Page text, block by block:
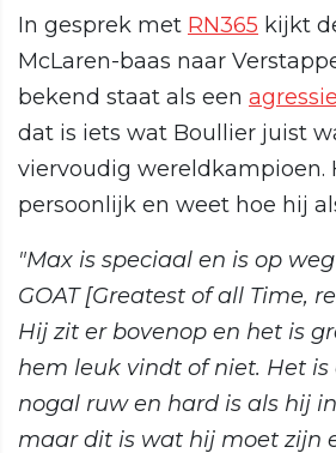
In gesprek met RN365 kijkt
McLaren-baas naar
bekend staat als een
dat is iets wat Boullier juist
viervoudig wereldkampioen.
persoonlijk en weet hoe hij
"Max is speciaal en is op
GOAT [Greatest of all Time,
Hij zit er bovenop en het is
hem leuk vindt of niet. Het
nogal ruw en hard is als hij
maar dit is wat hij moet zijn